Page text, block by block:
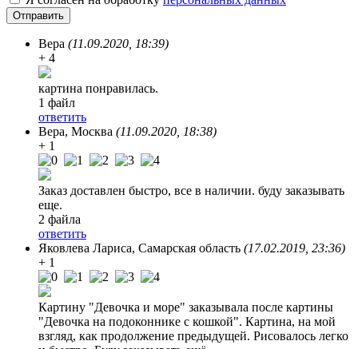
Вера (11.09.2020, 18:39)
+ 4
картина понравилась.
1 файл
ответить
Вера, Москва (11.09.2020, 18:38)
+ 1
Заказ доставлен быстро, все в наличии. буду заказывать
еще.
2 файла
ответить
Яковлева Лариса, Самарская область (17.02.2019, 23:36)
+ 1
Картину "Девочка и море" заказывала после картины
"Девочка на подоконнике с кошкой". Картина, на мой
взгляд, как продолжение предыдущей. Рисовалось легко